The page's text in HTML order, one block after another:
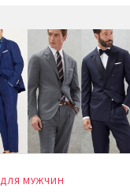
ДЛЯ МУЖЧИН